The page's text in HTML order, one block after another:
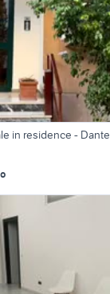
in residence - Dante